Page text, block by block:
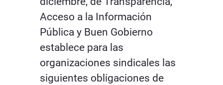
Acceso a la Información
Pública y Buen Gobierno
establece para las
organizaciones sindicales las
siguientes obligaciones de